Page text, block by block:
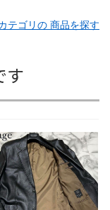
テゴリの 商品を探す
す